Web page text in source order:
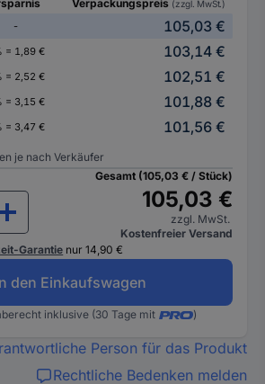
Verpackungspreis (zzgl. MwSt.)
-
105,03 €
= 1,89 €
103,14 €
= 2,52 €
102,51 €
= 3,15 €
101,88 €
= 3,47 € 101,56 €
je nach Verkäufer
Gesamt (105,03 € / Stück)
105,03 €
zzgl. MwSt.
Kostenfreier Versand
Garantie nur 14,90 €
den Einkaufswagen
inklusive (30 Tage mit )
Person für das Produkt
Rechtliche Bedenken melden